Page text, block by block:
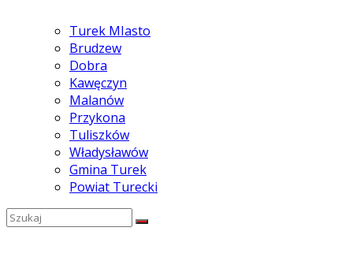
Turek MIasto
Brudzew
Dobra
Kawęczyn
Malanów
Przykona
Tuliszków
Władysławów
Gmina Turek
Powiat Turecki